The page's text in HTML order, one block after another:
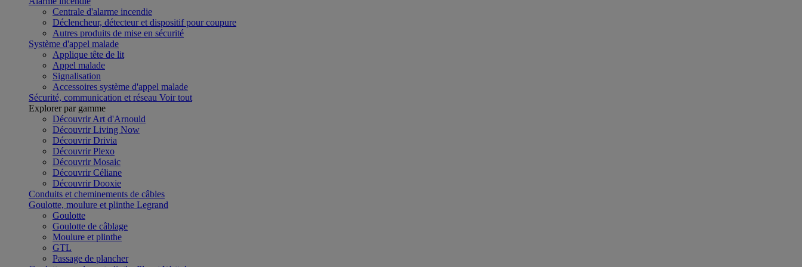
Centrale d'alarme incendie
Déclencheur, détecteur et dispositif pour coupure
Autres produits de mise en sécurité
Système d'appel malade
Applique tête de lit
Appel malade
Signalisation
Accessoires système d'appel malade
Sécurité, communication et réseau Voir tout
Explorer par gamme
Découvrir Art d'Arnould
Découvrir Living Now
Découvrir Drivia
Découvrir Plexo
Découvrir Mosaic
Découvrir Céliane
Découvrir Dooxie
Conduits et cheminements de câbles
Goulotte, moulure et plinthe Legrand
Goulotte
Goulotte de câblage
Moulure et plinthe
GTL
Passage de plancher